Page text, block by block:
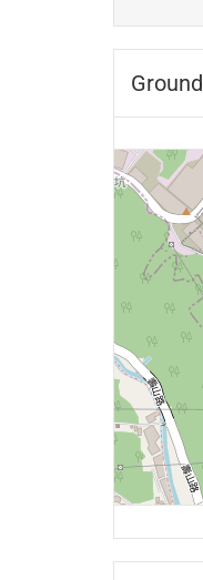
Ground